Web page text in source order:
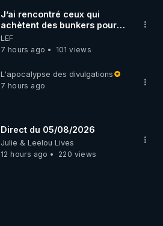
J’ai rencontré ceux qui
achètent des bunkers pour
survivre à la fin du monde
LEF
7 hours ago
101 views
L'apocalypse des divulgations
7 hours ago
Direct du 05/08/2026
Julie & Leelou Lives
12 hours ago
220 views